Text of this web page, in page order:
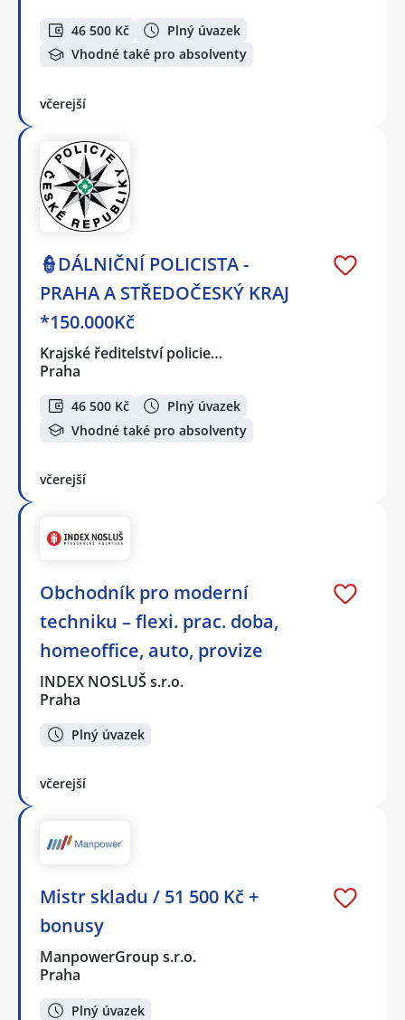
46 500 Kč
Plný úvazek
Vhodné také pro absolventy
včerejší
👮DÁLNIČNÍ POLICISTA -
PRAHA A STŘEDOČESKÝ KRAJ
*150.000Kč
Krajské ředitelství policie…
Praha
46 500 Kč
Plný úvazek
Vhodné také pro absolventy
včerejší
Obchodník pro moderní
techniku – flexi. prac. doba,
homeoffice, auto, provize
INDEX NOSLUŠ s.r.o.
Praha
Plný úvazek
včerejší
Mistr skladu / 51 500 Kč +
bonusy
ManpowerGroup s.r.o.
Praha
Plný úvazek